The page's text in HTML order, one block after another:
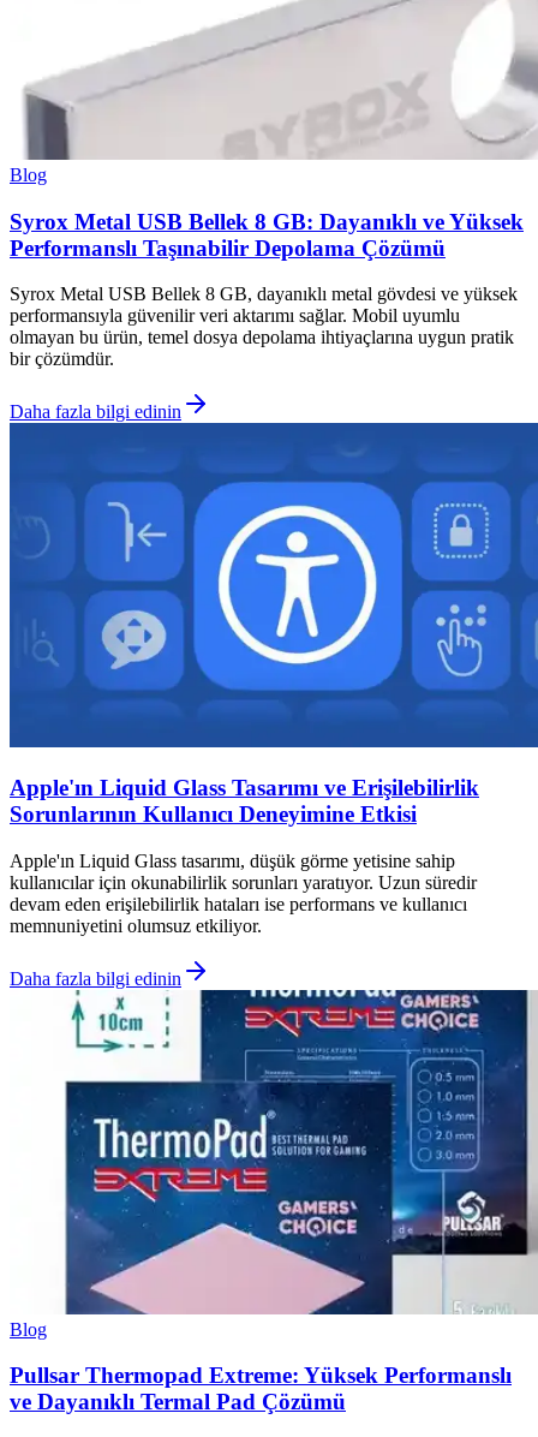
Blog
Syrox Metal USB Bellek 8 GB: Dayanıklı ve Yüksek
Performanslı Taşınabilir Depolama Çözümü
Syrox Metal USB Bellek 8 GB, dayanıklı metal gövdesi ve yüksek
performansıyla güvenilir veri aktarımı sağlar. Mobil uyumlu
olmayan bu ürün, temel dosya depolama ihtiyaçlarına uygun pratik
bir çözümdür.
Daha fazla bilgi edinin
Apple'ın Liquid Glass Tasarımı ve Erişilebilirlik
Sorunlarının Kullanıcı Deneyimine Etkisi
Apple'ın Liquid Glass tasarımı, düşük görme yetisine sahip
kullanıcılar için okunabilirlik sorunları yaratıyor. Uzun süredir
devam eden erişilebilirlik hataları ise performans ve kullanıcı
memnuniyetini olumsuz etkiliyor.
Daha fazla bilgi edinin
Blog
Pullsar Thermopad Extreme: Yüksek Performanslı
ve Dayanıklı Termal Pad Çözümü